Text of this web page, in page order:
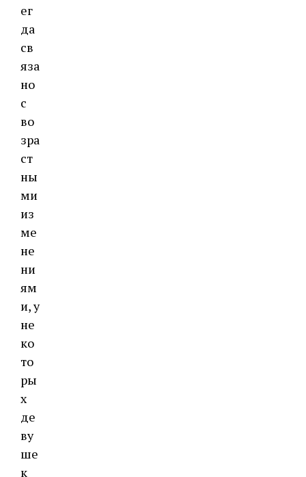
ег
да
св
яза
но
с
во
зра
ст
ны
ми
из
ме
не
ни
ям
и, у
не
ко
то
ры
х
де
ву
ше
к